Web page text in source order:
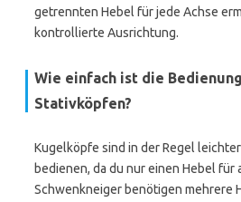
getrennten Hebel für jede Achse
kontrollierte Ausrichtung.
Wie einfach ist die
Stativköpfen?
Kugelköpfe sind in der Regel
bedienen, da du nur einen Hebel für
Schwenkneiger benötigen mehrere